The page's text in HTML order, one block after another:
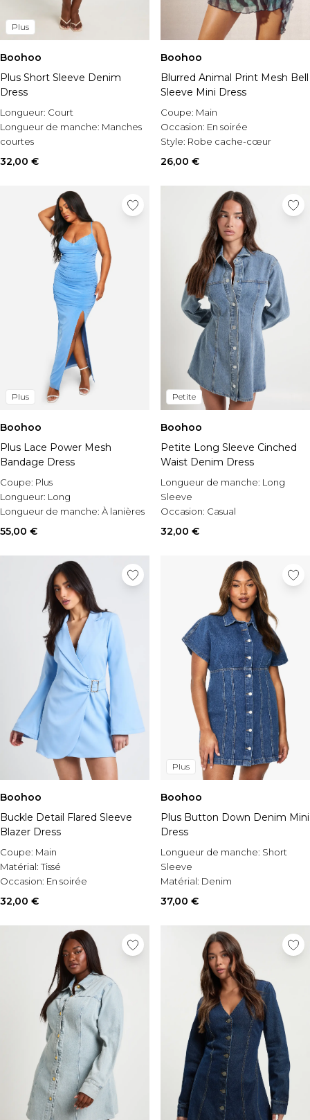
Plus
Boohoo
Plus Short Sleeve Denim
Dress
Longueur: Court
Longueur de manche: Manches
courtes
Occasion:
32,00 €
Boohoo
Blurred Animal Print Mesh Bell
Sleeve Mini Dress
Coupe: Main
Occasion: En soirée
Style: Robe cache-cœur
26,00 €
Plus
Boohoo
Plus Lace Power Mesh
Bandage Dress
Coupe: Plus
Longueur: Long
Longueur de manche: À lanières
55,00 €
Petite
Boohoo
Petite Long Sleeve Cinched
Waist Denim Dress
Longueur de manche: Long
Sleeve
Occasion: Casual
Style: Denim Dress
32,00 €
Boohoo
Buckle Detail Flared Sleeve
Blazer Dress
Coupe: Main
Matérial:Tissé
Occasion: En soirée
32,00 €
Plus
Boohoo
Plus Button Down Denim Mini
Dress
Longueur de manche: Short
Sleeve
Matérial: Denim
Occasion:
37,00 €